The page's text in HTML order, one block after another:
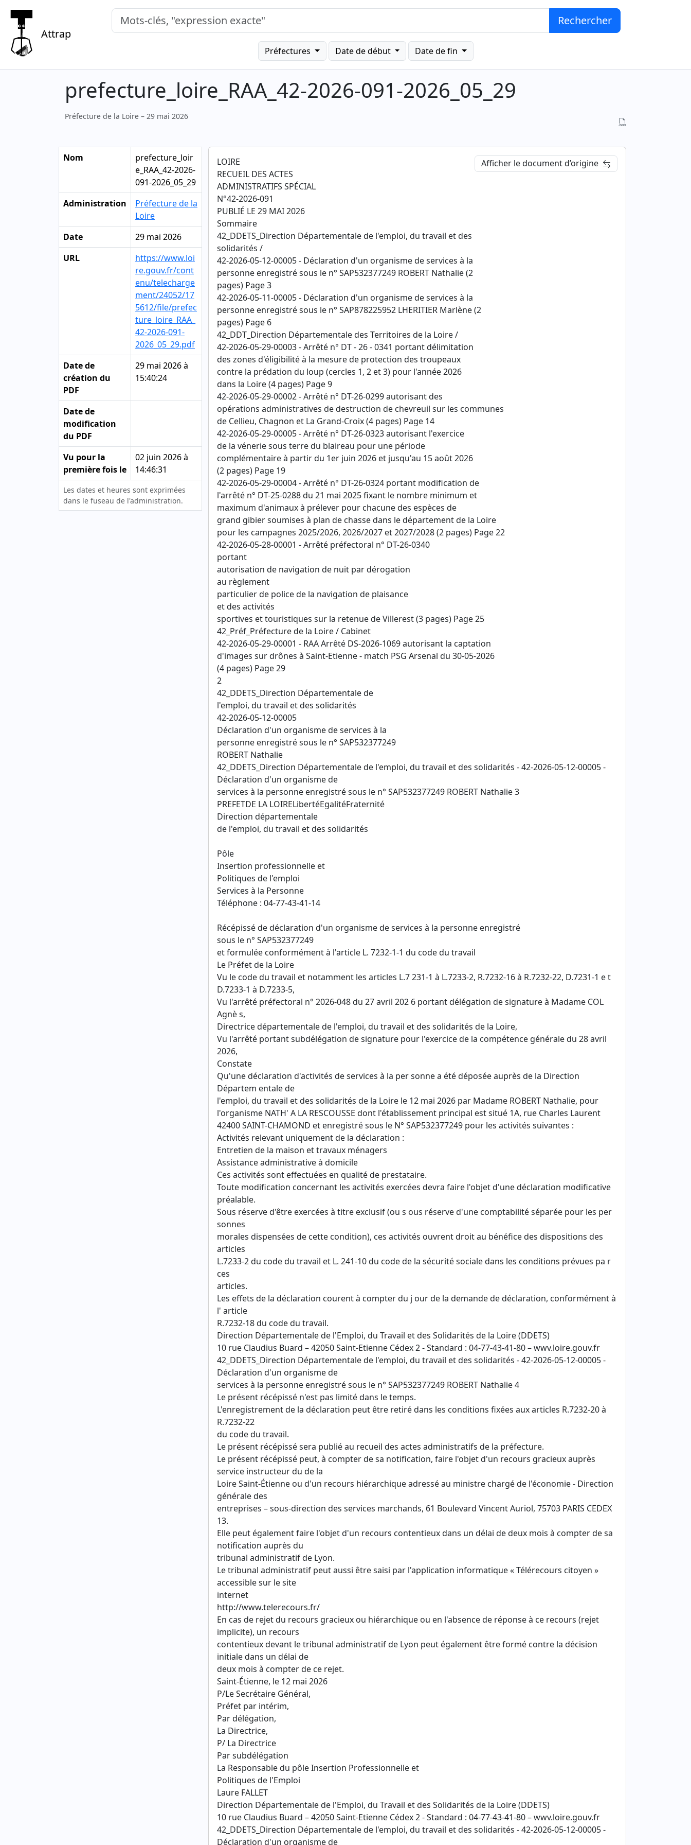
Attrap
Mots-clés, "expression exacte" Rechercher
Préfectures Date de début Date de fin
prefecture_loire_RAA_42-2026-091-2026_05_29
Préfecture de la Loire – 29 mai 2026
Nom
prefecture_loir
e_RAA_42-2026-
091-2026_05_29
Administration
Préfecture de la
Loire
Date
29 mai 2026
URL
https://www.loi
re.gouv.fr/cont
enu/telecharge
ment/24052/17
5612/file/prefec
ture_loire_RAA_
42-2026-091-
2026_05_29.pdf
Date de
création du
PDF
29 mai 2026 à
15:40:24
Date de
modification
du PDF
Vu pour la
première fois le
02 juin 2026 à
14:46:31
Les dates et heures sont exprimées
dans le fuseau de l'administration.
Afficher le document d’origine
LOIRE
RECUEIL DES ACTES
ADMINISTRATIFS SPÉCIAL
N°42-2026-091
PUBLIÉ LE 29 MAI 2026
Sommaire
42_DDETS_Direction Départementale de l'emploi, du travail et des
solidarités /
42-2026-05-12-00005 - Déclaration d'un organisme de services à la
personne enregistré sous le n° SAP532377249 ROBERT Nathalie (2
pages) Page 3
42-2026-05-11-00005 - Déclaration d'un organisme de services à la
personne enregistré sous le n° SAP878225952 LHERITIER Marlène (2
pages) Page 6
42_DDT_Direction Départementale des Territoires de la Loire /
42-2026-05-29-00003 - Arrêté n° DT - 26 - 0341 portant délimitation
des zones d'éligibilité à la mesure de protection des troupeaux
contre la prédation du loup (cercles 1, 2 et 3) pour l'année 2026
dans la Loire (4 pages) Page 9
42-2026-05-29-00002 - Arrêté n° DT-26-0299 autorisant des
opérations administratives de destruction de chevreuil sur les communes
de Cellieu, Chagnon et La Grand-Croix (4 pages) Page 14
42-2026-05-29-00005 - Arrêté n° DT-26-0323 autorisant l'exercice
de la vénerie sous terre du blaireau pour une période
complémentaire à partir du 1er juin 2026 et jusqu'au 15 août 2026
(2 pages) Page 19
42-2026-05-29-00004 - Arrêté n° DT-26-0324 portant modification de
l'arrêté n° DT-25-0288 du 21 mai 2025 fixant le nombre minimum et
maximum d'animaux à prélever pour chacune des espèces de
grand gibier soumises à plan de chasse dans le département de la Loire
pour les campagnes 2025/2026, 2026/2027 et 2027/2028 (2 pages) Page 22
42-2026-05-28-00001 - Arrêté préfectoral n° DT-26-0340
portant
autorisation de navigation de nuit par dérogation
au règlement
particulier de police de la navigation de plaisance
et des activités
sportives et touristiques sur la retenue de Villerest (3 pages) Page 25
42_Préf_Préfecture de la Loire / Cabinet
42-2026-05-29-00001 - RAA Arrêté DS-2026-1069 autorisant la captation
d'images sur drônes à Saint-Etienne - match PSG Arsenal du 30-05-2026
(4 pages) Page 29
2
42_DDETS_Direction Départementale de
l'emploi, du travail et des solidarités
42-2026-05-12-00005
Déclaration d'un organisme de services à la
personne enregistré sous le n° SAP532377249
ROBERT Nathalie
42_DDETS_Direction Départementale de l'emploi, du travail et des solidarités - 42-2026-05-12-00005 -
Déclaration d'un organisme de
services à la personne enregistré sous le n° SAP532377249 ROBERT Nathalie 3
PREFETDE LA LOIRELibertéEgalitéFraternité
Direction départementale
de l'emploi, du travail et des solidarités
Pôle
Insertion professionnelle et
Politiques de l'emploi
Services à la Personne
Téléphone : 04-77-43-41-14
Récépissé de déclaration d'un organisme de services à la personne enregistré
sous le n° SAP532377249
et formulée conformément à l'article L. 7232-1-1 du code du travail
Le Préfet de la Loire
Vu le code du travail et notamment les articles L.7 231-1 à L.7233-2, R.7232-16 à R.7232-22, D.7231-1 e t
D.7233-1 à D.7233-5,
Vu l'arrêté préfectoral n° 2026-048 du 27 avril 202 6 portant délégation de signature à Madame COL
Agnè s,
Directrice départementale de l'emploi, du travail et des solidarités de la Loire,
Vu l'arrêté portant subdélégation de signature pour l'exercice de la compétence générale du 28 avril
2026,
Constate
Qu'une déclaration d'activités de services à la per sonne a été déposée auprès de la Direction
Départem entale de
l'emploi, du travail et des solidarités de la Loire le 12 mai 2026 par Madame ROBERT Nathalie, pour
l'organisme NATH' A LA RESCOUSSE dont l'établissement principal est situé 1A, rue Charles Laurent
42400 SAINT-CHAMOND et enregistré sous le N° SAP532377249 pour les activités suivantes :
Activités relevant uniquement de la déclaration :
Entretien de la maison et travaux ménagers
Assistance administrative à domicile
Ces activités sont effectuées en qualité de prestataire.
Toute modification concernant les activités exercées devra faire l'objet d'une déclaration modificative
préalable.
Sous réserve d'être exercées à titre exclusif (ou s ous réserve d'une comptabilité séparée pour les per
sonnes
morales dispensées de cette condition), ces activités ouvrent droit au bénéfice des dispositions des
articles
L.7233-2 du code du travail et L. 241-10 du code de la sécurité sociale dans les conditions prévues pa r
ces
articles.
Les effets de la déclaration courent à compter du j our de la demande de déclaration, conformément à
l' article
R.7232-18 du code du travail.
Direction Départementale de l'Emploi, du Travail et des Solidarités de la Loire (DDETS)
10 rue Claudius Buard – 42050 Saint-Etienne Cédex 2 - Standard : 04-77-43-41-80 – wwv.loire.gouv.fr
42_DDETS_Direction Départementale de l'emploi, du travail et des solidarités - 42-2026-05-12-00005 -
Déclaration d'un organisme de
services à la personne enregistré sous le n° SAP532377249 ROBERT Nathalie 4
Le présent récépissé n'est pas limité dans le temps.
L'enregistrement de la déclaration peut être retiré dans les conditions fixées aux articles R.7232-20 à
R.7232-22
du code du travail.
Le présent récépissé sera publié au recueil des actes administratifs de la préfecture.
Le présent récépissé peut, à compter de sa notification, faire l'objet d'un recours gracieux auprès
service instructeur du de la
Loire Saint-Étienne ou d'un recours hiérarchique adressé au ministre chargé de l'économie - Direction
générale des
entreprises – sous-direction des services marchands, 61 Boulevard Vincent Auriol, 75703 PARIS CEDEX
13.
Elle peut également faire l'objet d'un recours contentieux dans un délai de deux mois à compter de sa
notification auprès du
tribunal administratif de Lyon.
Le tribunal administratif peut aussi être saisi par l'application informatique « Télérecours citoyen »
accessible sur le site
internet
http://www.telerecours.fr/
En cas de rejet du recours gracieux ou hiérarchique ou en l'absence de réponse à ce recours (rejet
implicite), un recours
contentieux devant le tribunal administratif de Lyon peut également être formé contre la décision
initiale dans un délai de
deux mois à compter de ce rejet.
Saint-Étienne, le 12 mai 2026
P/Le Secrétaire Général,
Préfet par intérim,
Par délégation,
La Directrice,
P/ La Directrice
Par subdélégation
La Responsable du pôle Insertion Professionnelle et
Politiques de l'Emploi
Laure FALLET
Direction Départementale de l'Emploi, du Travail et des Solidarités de la Loire (DDETS)
10 rue Claudius Buard – 42050 Saint-Etienne Cédex 2 - Standard : 04-77-43-41-80 – wwv.loire.gouv.fr
42_DDETS_Direction Départementale de l'emploi, du travail et des solidarités - 42-2026-05-12-00005 -
Déclaration d'un organisme de